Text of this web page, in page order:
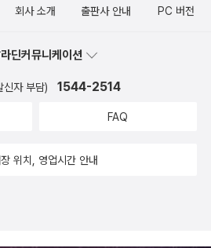
에서 IH 나왔고 그럭저럭 만족함.원래
부분 3회? 수강권 줘서 들어봤는데와...
부담스럽게 공부시키는 느낌...?하루에
비하지 않아도 생각보다 오픽이 만만한
느 등급 나오는지는 유튜브 강의들 몇 개
회사 소개 출판사 안내 PC 버전
딘커뮤니케이션
신자 부담) 1544-2514
FAQ
위치, 영업시간 안내